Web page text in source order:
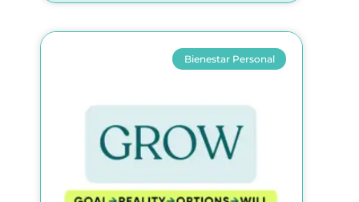
Bienestar Personal